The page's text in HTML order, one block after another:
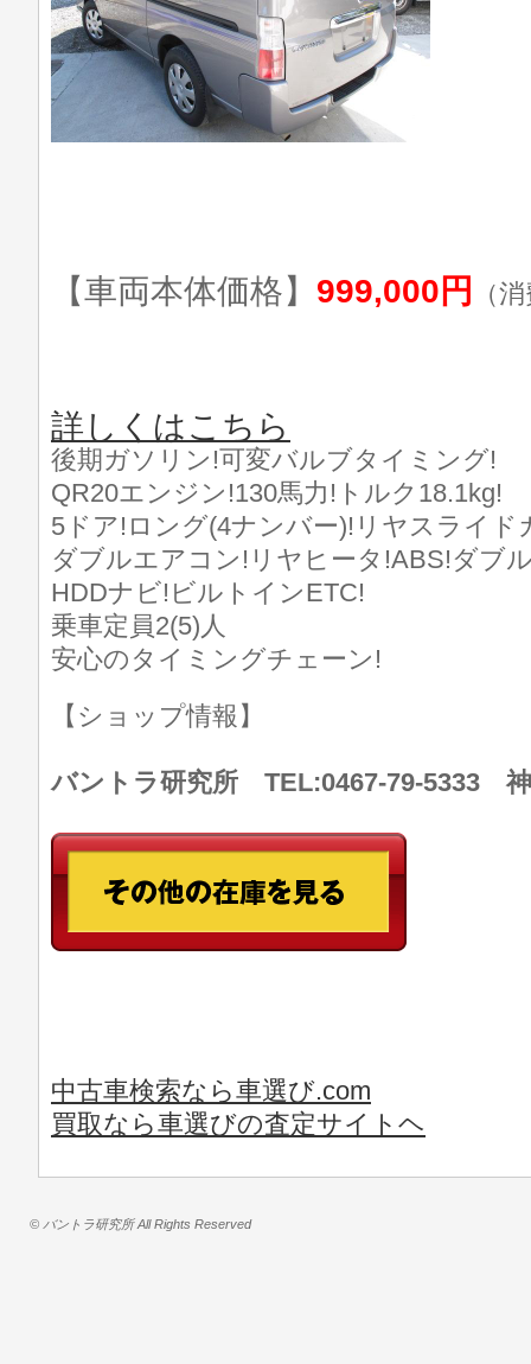
【車両本体価格】 999,000円 （
詳しくはこちら
後期ガソリン!可変バルブタイミング!
QR20エンジン!130馬力!トルク18.1kg!
5ドア!ロング(4ナンバー)!リヤスライド
ダブルエアコン!リヤヒータ!ABS!ダブ
HDDナビ!ビルトインETC!
乗車定員2(5)人
安心のタイミングチェーン!
【ショップ情報】
バントラ研究所 TEL:0467-79-5333 神
中古車検索なら車選び.com
買取なら車選びの査定サイトヘ
© バントラ研究所 All Rights Reserved